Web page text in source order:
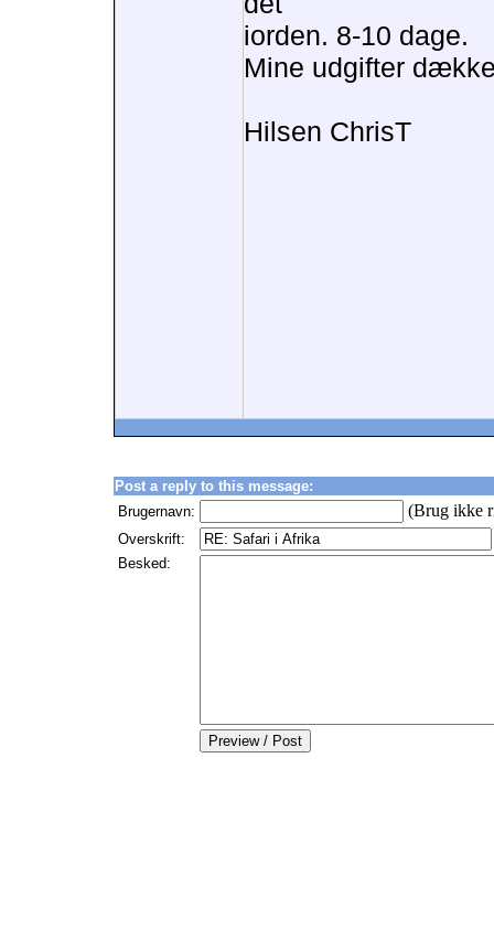
iorden. 8-10 dage.
Mine udgifter
Hilsen ChrisT
Post a reply to this message:
Brugernavn:
(Brug ikke
Overskrift:
Besked: